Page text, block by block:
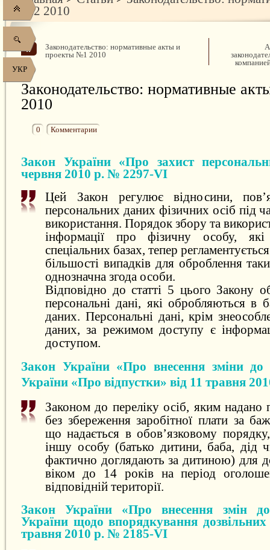
УКР
№2 2010
Законодательство: нормативные акты и
проекты №1 2010
Законодательство: нормативные
2010
0 Комментарии
Закон України «Про захист
червня 2010 р. № 2297-VI
Цей Закон регулює відносини,
персональних даних фізичних осіб під
використання. Порядок збору та
інформації про фізичну особу,
спеціальних базах, тепер
більшості випадків для оброблення
однозначна згода особи.
Відповідно до статті 5 цього Закону
персональні дані, які обробляються в
даних. Персональні дані, крім
даних, за режимом доступу є
доступом.
Закон України «Про внесення зміни до
України «Про відпустки» від 11 травня
Законом до переліку осіб, яким надано
без збереження заробітної плати за
що надається в обов’язковому
іншу особу (батько дитини, баба, дід
фактично доглядають за дитиною) для
віком до 14 років на період
відповідній території.
Закон України «Про внесення змін
України щодо впорядкування дозвільних
травня 2010 р. № 2185-VI